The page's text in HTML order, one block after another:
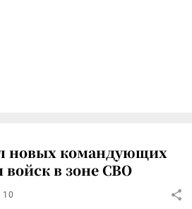
новых командующих
в зоне СВО
10